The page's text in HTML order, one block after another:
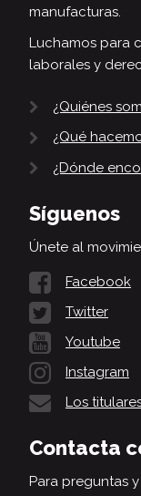
manufacturas.
Luchamos para
laborales y
¿Quiénes
¿Qué
¿Dónde
Síguenos
Únete al
Facebook
Twitter
Youtube
Instagram
Los
Contacta
Para preguntas